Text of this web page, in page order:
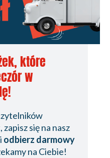
które
w
się na nasz
odbierz darmowy
na Ciebie!